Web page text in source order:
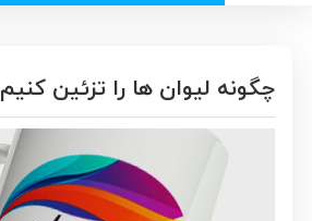
چگونه لیوان ها را تزئین کنیم